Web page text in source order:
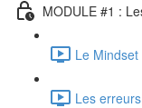
MODULE #1 :
Le
Les